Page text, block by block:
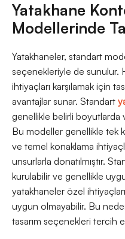
Yatakhane
Modellerinde
Yatakhaneler, standart
seçenekleriyle de sunulur.
ihtiyaçları karşılamak için
avantajlar sunar. Standart
genellikle belirli boyutlarda
Bu modeller genellikle tek
ve temel konaklama
unsurlarla donatılmıştır.
kurulabilir ve genellikle
yatakhaneler özel
uygun olmayabilir. Bu
tasarım seçenekleri tercih